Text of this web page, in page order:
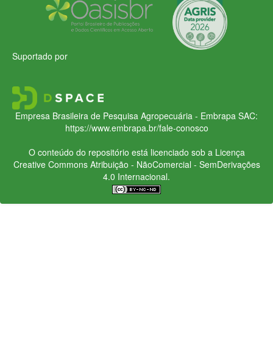
Suportado por
Empresa Brasileira de Pesquisa Agropecuária - Embrapa SAC:
https://www.embrapa.br/fale-conosco
O conteúdo do repositório está licenciado sob a Licença
Creative CommonsAtribuição - NãoComercial - SemDerivações
4.0 Internacional.